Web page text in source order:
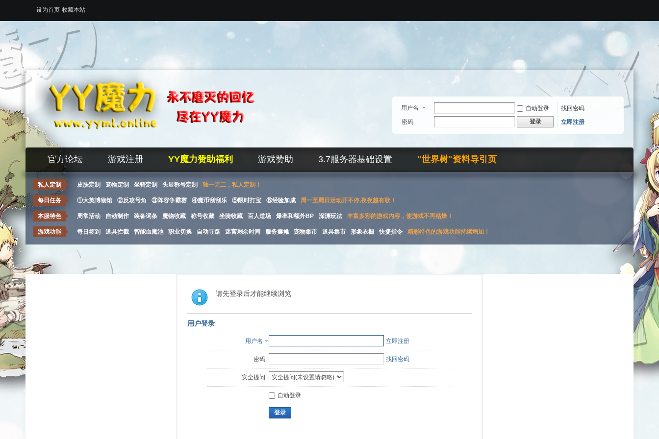
设为首页 收藏本站
用户名 自动登录
找回密码
密码
登录 立即注册
官方论坛 游戏注册 YY魔力赞助福利 游戏赞助 3.7服务器基础设置 "世界树"资料导引页
私人定制 皮肤定制 宠物定制 坐骑定制 头显称号定制 独一无二，私人定制！
每日任务 ①大英博物馆 ②反攻号角 ③阵容争霸赛 ④魔币刮刮乐 ⑤限时打宝 ⑥经验加成 周一至周日活动开不停,夜夜越有歌！
本服特色 周常活动 自动制作 装备词条 魔物收藏 称号收藏 坐骑收藏 百人道场 爆率和额外BP 深渊玩法 丰富多彩的游戏内容，使游戏不再枯燥！
游戏功能 每日签到 道具拦截 智能血魔池 职业切换 自动寻路 迷宫剩余时间 服务摆摊 宠物集市 道具集市 形象衣橱 快捷指令 精彩特色的游戏功能持续增加！
请先登录后才能继续浏览
用户登录
用户名 立即注册
密码: 找回密码
安全提问:
自动登录
登录